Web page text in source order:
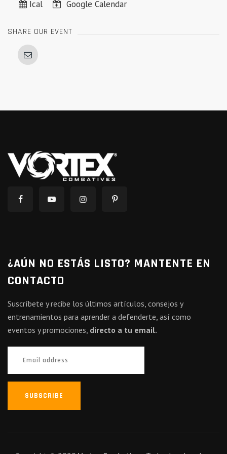
Ical Google Calendar
SHARE OUR EVENT
¿AÚN NO ESTÁS LISTO? MANTENTE EN
CONTACTO
Suscríbete y recibe los últimos artículos, consejos y
entrenamientos para aprender a defenderte, así como
eventos y promociones, directo a tu email.
SUBSCRIBE